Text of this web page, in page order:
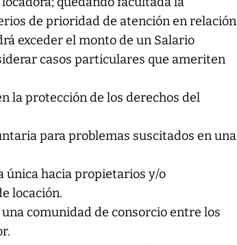
de prioridad de atención en relación
exceder el monto de un Salario
casos particulares que ameriten
la protección de los derechos del
para problemas suscitados en una
única hacia propietarios y/o
locación.
comunidad de consorcio entre los